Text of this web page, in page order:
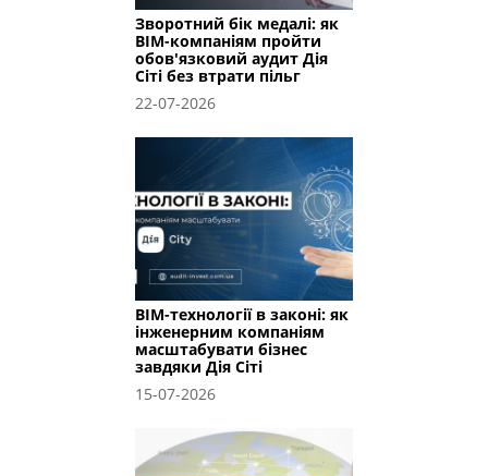
Зворотний бік медалі: як
BIM-компаніям пройти
обов'язковий аудит Дія
Сіті без втрати пільг
22-07-2026
BIM-технології в законі: як
інженерним компаніям
масштабувати бізнес
завдяки Дія Сіті
15-07-2026